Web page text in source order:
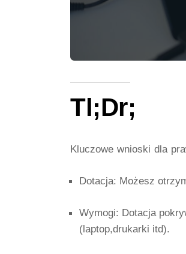
Tl;Dr;
Kluczowe wnioski dla
Dotacja: Możesz
Wymogi: Dotacja
(laptop,drukarki itd).